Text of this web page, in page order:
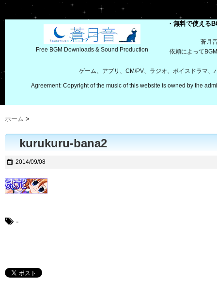
Free BGM Downloads & Sound Production
・無料で使える
蒼月
依頼によって
ゲーム、アプリ、CM/PV、ラジオ、ボイスドラマ
Agreement: Copyright of the music of this website is owned by the
ホーム >
kurukuru-bana2
2014/09/08
-